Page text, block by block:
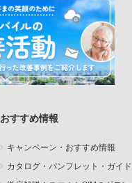
おすすめ情報
キャンペーン・おすすめ情報
カタログ・パンフレット・ガイド